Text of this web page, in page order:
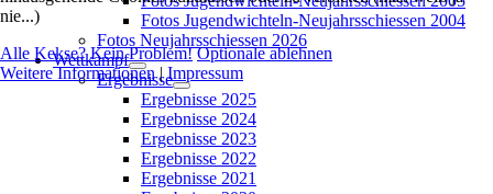
Fotos Jugendwichteln-Neujahrsschiessen 2004
Fotos Neujahrsschiessen 2026
Wettkampf
Ergebnisse
Ergebnisse 2025
Ergebnisse 2024
Ergebnisse 2023
Ergebnisse 2022
Ergebnisse 2021
nie...)
Alle Kekse? Kein Problem! Optionale ablehnen
Weitere Informationen|Impressum